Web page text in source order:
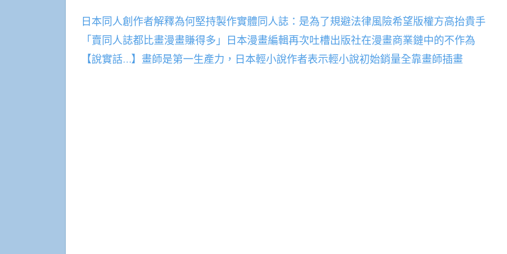
日本同人創作者解釋為何堅持製作實體同人誌：是為了規避法律風險希望版權方高抬貴手
「賣同人誌都比畫漫畫賺得多」日本漫畫編輯再次吐槽出版社在漫畫商業鏈中的不作為
【說實話…】畫師是第一生產力，日本輕小說作者表示輕小說初始銷量全靠畫師插畫